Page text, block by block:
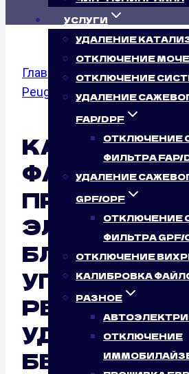
УСЛУГИ
УДАЛЕНИЕ
ОТКЛЮЧЕНИЕ
ОТКЛЮЧЕНИЕ
УДАЛЕНИЕ
FAP/DPF
ОТКЛЮЧЕНИЕ
ФИЛЬТРА FAP/
УДАЛЕНИЕ
GPF/OPF
ОТКЛЮЧЕНИЕ
ФИЛЬТРА GPF/
ОТКЛЮЧЕНИЕ
КАЛИБРОВКА
РАЗНОЕ
ОТКЛЮЧЕНИЕ
Главная /Калибровка
Peugeot /208
ФАЙЛОВ
ПРОШИВОК
БЛОКА
PEUGEOT
УДАЛЕННО: